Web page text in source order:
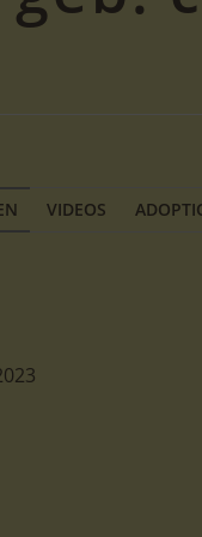
VIDEOS